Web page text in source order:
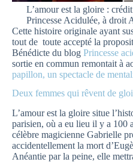
L’amour est la gloire :
Princesse Acidulée, à droit
Cette histoire originale ayant
tout de toute accepté la
Bénédicte du blog Princesse
sortie en commun remontait à
papillon, un spectacle de
Deux femmes qui rêvent de
L’amour est la gloire situe
parisien, où a eu lieu il y a 100
célèbre magicienne Gabrielle
accidentellement la mort
Anéantie par la peine, elle